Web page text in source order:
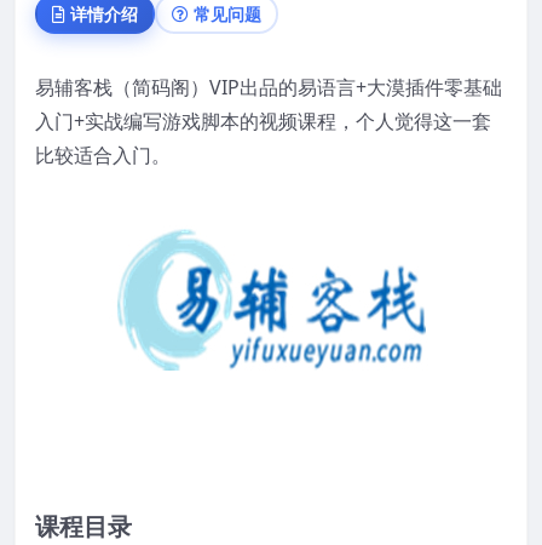
详情介绍 常见问题
易辅客栈（简码阁）VIP出品的易语言+大漠插件零基础
入门+实战编写游戏脚本的视频课程，个人觉得这一套
比较适合入门。
课程目录